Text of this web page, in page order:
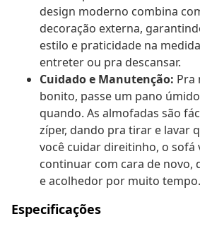
design moderno combina
decoração externa,
estilo e praticidade na
entreter ou pra descansar.
Cuidado e Manutenção: Pra
bonito, passe um pano
quando. As almofadas são
zíper, dando pra tirar e lavar
você cuidar direitinho, o
continuar com cara de novo,
e acolhedor por muito tempo.
Especificações